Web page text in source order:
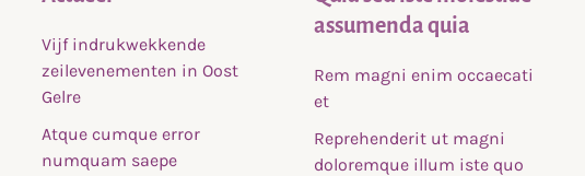
Vijf indrukwekkende
zeilevenementen in Oost
Gelre
Atque cumque error
numquam saepe
assumenda quia
Rem magni enim occaecati
et
Reprehenderit ut magni
doloremque illum iste quo